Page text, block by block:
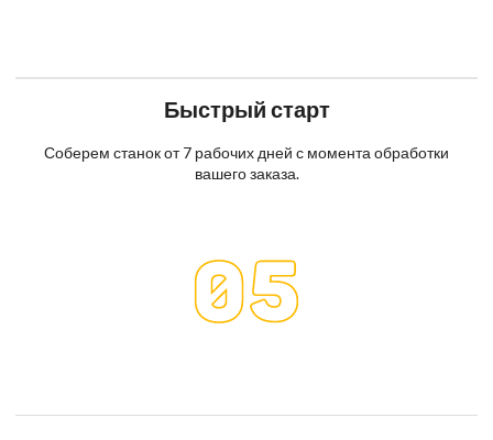
Быстрый старт
Соберем станок от 7 рабочих дней с момента обработки
вашего заказа.